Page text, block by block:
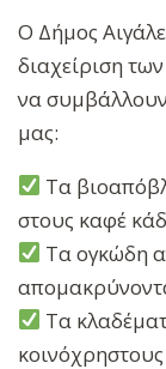
Ο Δήμος
διαχείριση
να
μας:
Τα
στους καφέ
Τα ογκώδη
Τα